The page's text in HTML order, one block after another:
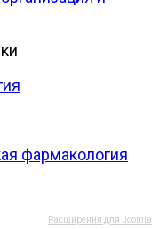
фармакология
Расширения для Joomla